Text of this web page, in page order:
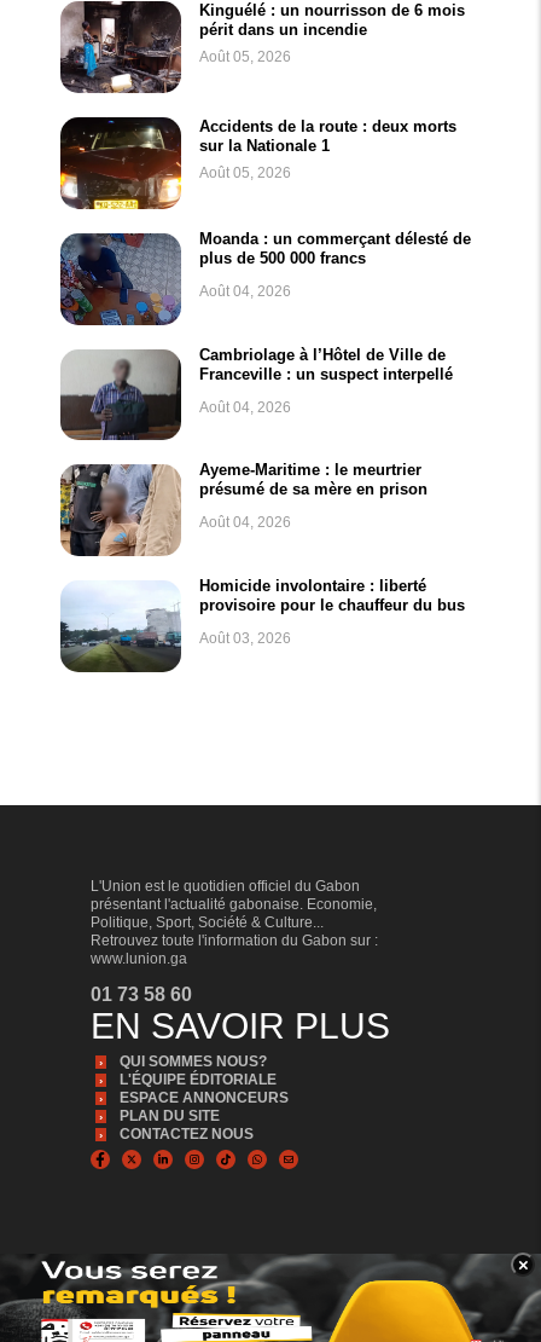
Kinguélé : un nourrisson de 6 mois
périt dans un incendie
Août 05, 2026
Accidents de la route : deux morts
sur la Nationale 1
Août 05, 2026
Moanda : un commerçant délesté de
plus de 500 000 francs
Août 04, 2026
Cambriolage à l’Hôtel de Ville de
Franceville : un suspect interpellé
Août 04, 2026
Ayeme-Maritime : le meurtrier
présumé de sa mère en prison
Août 04, 2026
Homicide involontaire : liberté
provisoire pour le chauffeur du bus
Août 03, 2026
BANNER_BAS
×
L'Union est le quotidien officiel du Gabon
présentant l'actualité gabonaise. Economie,
Politique, Sport, Société & Culture...
Retrouvez toute l'information du Gabon sur :
www.lunion.ga
01 73 58 60
EN SAVOIR PLUS
QUI SOMMES NOUS?
L'ÉQUIPE ÉDITORIALE
ESPACE ANNONCEURS
PLAN DU SITE
CONTACTEZ NOUS
© Copyright 2024, Tous droits réservés | L'Union est édité par la Sonapresse
Plus d'infos, Plus proche de vous